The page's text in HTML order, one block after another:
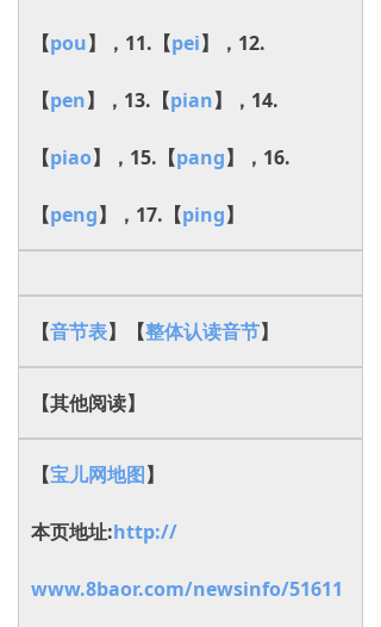
【pou】，11.【pei】，12.
【pen】，13.【pian】，14.
【piao】，15.【pang】，16.
【peng】，17.【ping】
【音节表】【整体认读音节】
【其他阅读】
【宝儿网地图】
本页地址:http://
www.8baor.com/newsinfo/51611